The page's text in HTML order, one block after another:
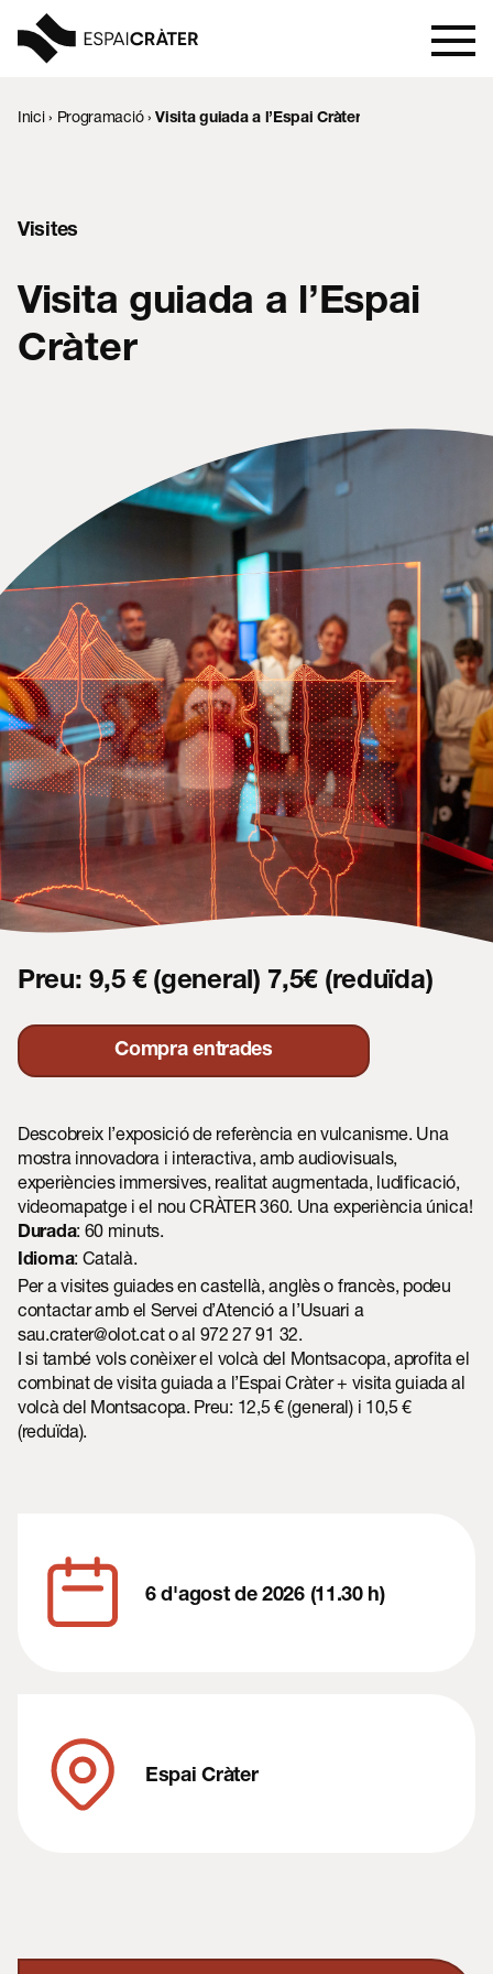
Aprèn
Explora
Programació
Contacte
Inici› Programació›Visita guiada a l’Espai Cràter
Visites
Visita guiada a l’Espai
Cràter
Preu: 9,5 € (general) 7,5€ (reduïda)
Compra entrades
Descobreix l’exposició de referència en vulcanisme. Una
mostra innovadora i interactiva, amb audiovisuals,
experiències immersives, realitat augmentada, ludificació,
videomapatge i el nou CRÀTER 360. Una experiència única!
Durada: 60 minuts.
Idioma: Català.
Per a visites guiades en castellà, anglès o francès, podeu
contactar amb el Servei d’Atenció a l’Usuari a
sau.crater@olot.cato al 972 27 91 32.
I si també vols conèixer el volcà del Montsacopa, aprofita el
combinat de visita guiada a l’Espai Cràter + visita guiada al
volcà del Montsacopa. Preu: 12,5 € (general) i 10,5 €
(reduïda).
6 d'agost de 2026 (11.30 h)
Espai Cràter